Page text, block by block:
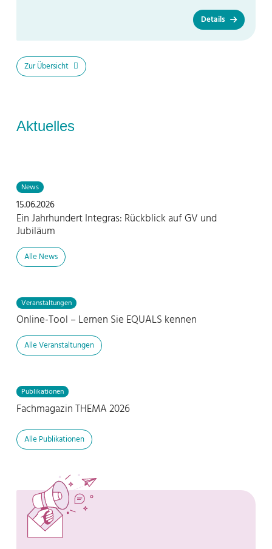
Details
Zur Übersicht
Aktuelles
News
15.06.2026
Ein Jahrhundert Integras: Rückblick auf GV und
Jubiläum
Alle News
Veranstaltungen
Online-Tool – Lernen Sie EQUALS kennen
Alle Veranstaltungen
Publikationen
Fachmagazin THEMA 2026
Alle Publikationen